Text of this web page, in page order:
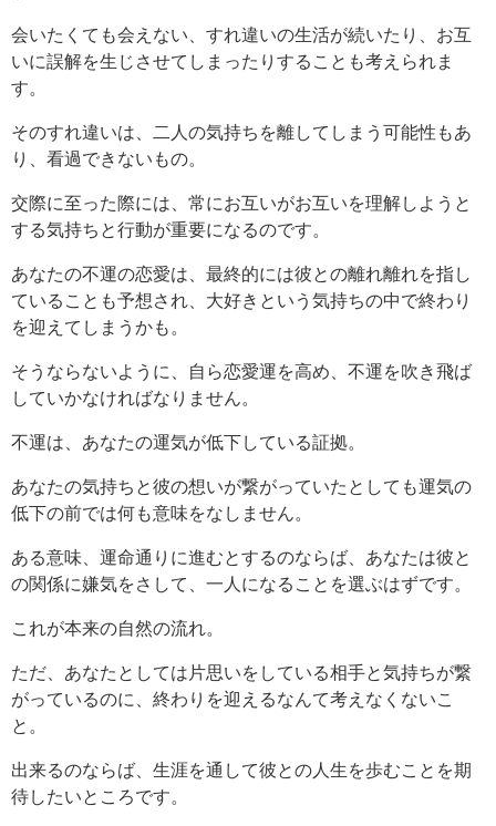
会いたくても会えない、すれ違いの生活が続いたり、お互
いに誤解を生じさせてしまったりすることも考えられま
す。
そのすれ違いは、二人の気持ちを離してしまう可能性もあ
り、看過できないもの。
交際に至った際には、常にお互いがお互いを理解しようと
する気持ちと行動が重要になるのです。
あなたの不運の恋愛は、最終的には彼との離れ離れを指し
ていることも予想され、大好きという気持ちの中で終わり
を迎えてしまうかも。
そうならないように、自ら恋愛運を高め、不運を吹き飛ば
していかなければなりません。
不運は、あなたの運気が低下している証拠。
あなたの気持ちと彼の想いが繋がっていたとしても運気の
低下の前では何も意味をなしません。
ある意味、運命通りに進むとするのならば、あなたは彼と
の関係に嫌気をさして、一人になることを選ぶはずです。
これが本来の自然の流れ。
ただ、あなたとしては片思いをしている相手と気持ちが繋
がっているのに、終わりを迎えるなんて考えなくないこ
と。
出来るのならば、生涯を通して彼との人生を歩むことを期
待したいところです。